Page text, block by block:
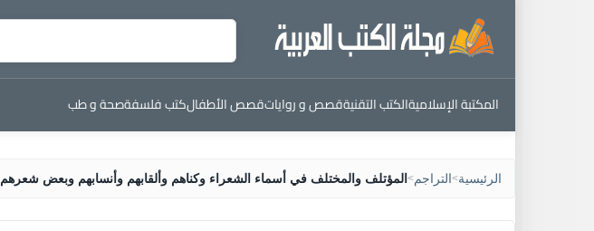
المكتبة الإسلاميةالكتب التقنيةقصص و رواياتقصص الأطفالكتب فلسفةصحة و طب
الرئيسية>التراجم> المؤتلف والمختلف في أسماء الشعراء وكناهم وألقابهم وأنسابهم وبعض شعرهم